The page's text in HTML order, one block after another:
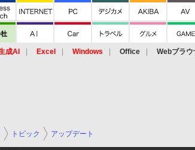
成AI Excel Windows Office Webブラウ
トピック アップデート